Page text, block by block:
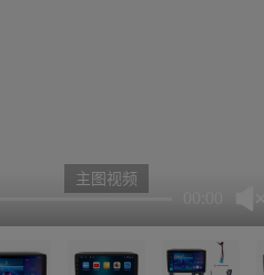
主图视频